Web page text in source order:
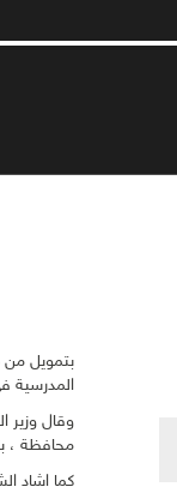
بتمويل من
المدرسية
محافظة ،
كما اشاد